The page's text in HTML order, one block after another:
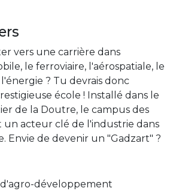
vers une carrière dans
le ferroviaire, l'aérospatiale, le
? Tu devrais donc
école ! Installé dans le
de la Doutre, le campus des
un acteur clé de l'industrie dans
Envie de devenir un "Gadzart" ?
développement